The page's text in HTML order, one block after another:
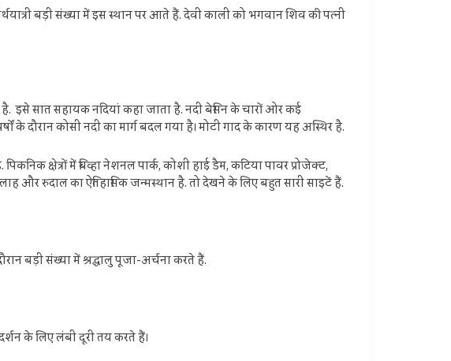
बड़ी संख्या में इस स्थान पर आते हैं. देवी काली को भगवान शिव की पत्नी
इसे सात सहायक नदियां कहा जाता है. नदी बेसिन के चारों ओर कई
के दौरान कोसी नदी का मार्ग बदल गया है। मोटी गाद के कारण यह अस्थिर है.
क्षेत्रों में बिव्हा नेशनल पार्क, कोशी हाई डैम, कटिया पावर प्रोजेक्ट,
और रुदाल का ऐतिहासिक जन्मस्थान है. तो देखने के लिए बहुत सारी साइटें हैं.
बड़ी संख्या में श्रद्धालु पूजा-अर्चना करते हैं.
के लिए लंबी दूरी तय करते हैं।